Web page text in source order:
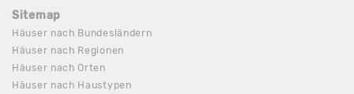
Sitemap
Häuser nach Bundesländern
Häuser nach Regionen
Häuser nach Orten
Häuser nach Haustypen